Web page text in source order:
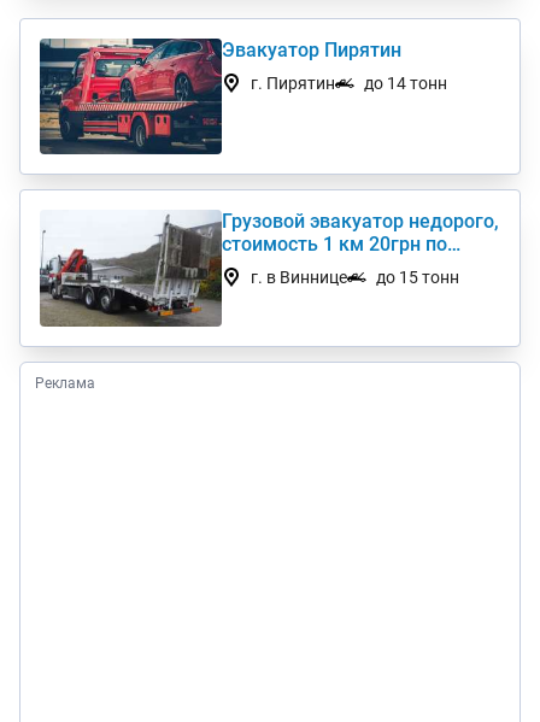
Эвакуатор Пирятин
г. Пирятин до 14 тонн
Грузовой эвакуатор недорого,
стоимость 1 км 20грн по
Украине
г. в Виннице до 15 тонн
Реклама